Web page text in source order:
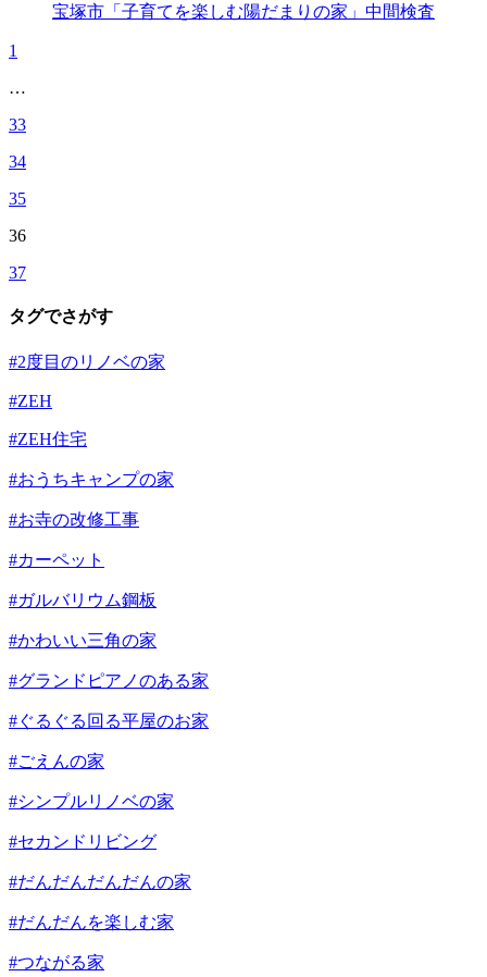
宝塚市「子育てを楽しむ陽だまりの家」中間検査
1
…
33
34
35
36
37
タグでさがす
#2度目のリノベの家
#ZEH
#ZEH住宅
#おうちキャンプの家
#お寺の改修工事
#カーペット
#ガルバリウム鋼板
#かわいい三角の家
#グランドピアノのある家
#ぐるぐる回る平屋のお家
#ごえんの家
#シンプルリノベの家
#セカンドリビング
#だんだんだんだんの家
#だんだんを楽しむ家
#つながる家